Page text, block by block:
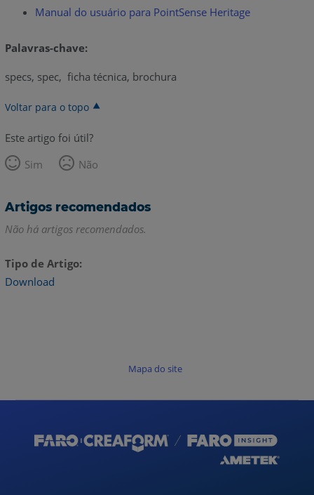
Manual do usuário para PointSense Heritage
Palavras-chave:
specs, spec, ficha técnica, brochura
Voltar para o topo
Este artigo foi útil?
Sim
Não
Artigos recomendados
Não há artigos recomendados.
Tipo de Artigo
Download
Mapa do site